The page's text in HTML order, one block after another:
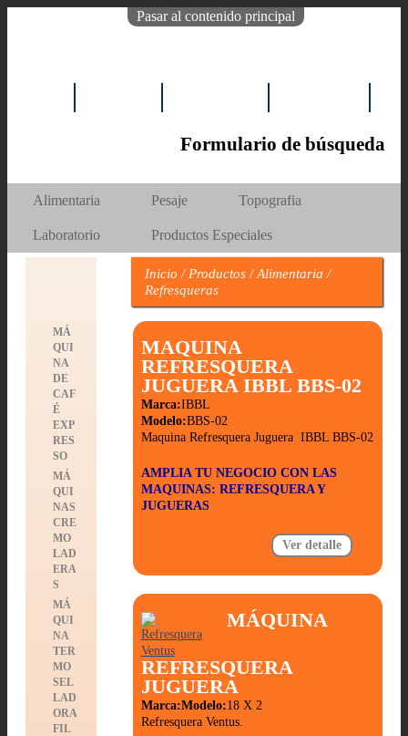
Pasar al contenido principal
Formulario de búsqueda
Alimentaria Pesaje Topografia
Laboratorio Productos Especiales
Inicio / Productos / Alimentaria /
Refresqueras
MÁ
QUI
NA
DE
CAF
É
EXP
RES
SO
MÁ
QUI
NAS
CRE
MO
LAD
ERA
S
MÁ
QUI
NA
TER
MO
SEL
LAD
ORA
FIL
MAQUINA
REFRESQUERA
JUGUERA IBBL BBS-02
Marca:IBBL
Modelo:BBS-02
Maquina Refresquera Juguera IBBL BBS-02
AMPLIA TU NEGOCIO CON LAS
MAQUINAS: REFRESQUERA Y
JUGUERAS
Ver detalle
MÁQUINA
REFRESQUERA
JUGUERA
Marca:Modelo:18 X 2
Refresquera Ventus.